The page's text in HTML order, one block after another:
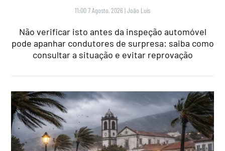
11:00 7 Agosto, 2026 |João Luís
Não verificar isto antes da inspeção automóvel
pode apanhar condutores de surpresa: saiba como
consultar a situação e evitar reprovação